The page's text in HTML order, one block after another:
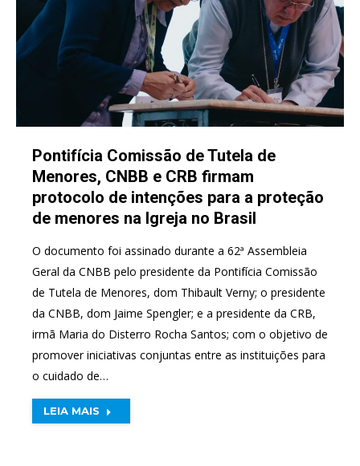
Pontifícia Comissão de Tutela de
Menores, CNBB e CRB firmam
protocolo de intenções para a proteção
de menores na Igreja no Brasil
O documento foi assinado durante a 62ª Assembleia
Geral da CNBB pelo presidente da Pontifícia Comissão
de Tutela de Menores, dom Thibault Verny; o presidente
da CNBB, dom Jaime Spengler; e a presidente da CRB,
irmã Maria do Disterro Rocha Santos; com o objetivo de
promover iniciativas conjuntas entre as instituições para
o cuidado de…
LEIA MAIS